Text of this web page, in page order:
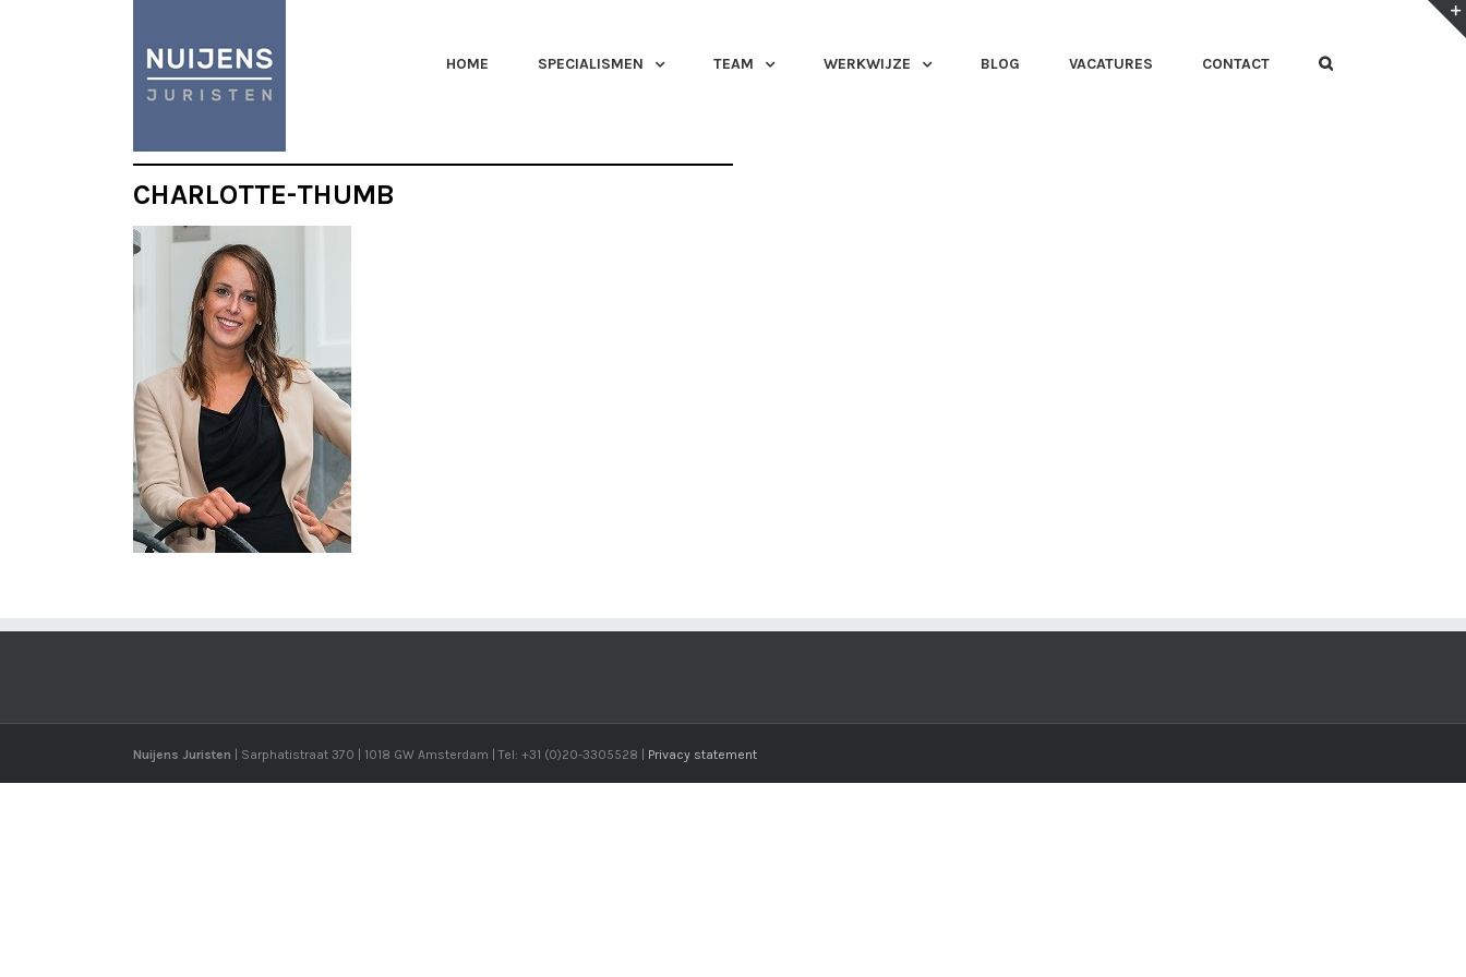
HOME SPECIALISMEN TEAM WERKWIJZE BLOG VACATURES CONTACT
CHARLOTTE-THUMB
Nuijens Juristen | Sarphatistraat 370 | 1018 GW Amsterdam | Tel: +31 (0)20-3305528 | Privacy statement